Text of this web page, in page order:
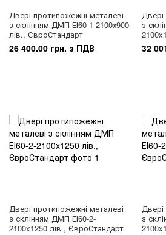
Двері протипожежні металеві
з склінням ДМП ЕІ60-1-2100х900
лів., ЄвроСтандарт
26 400.00 грн. з ПДВ
з
32
Двері протипожежні металеві
з склінням ДМП ЕІ60-2-
2100x1250 лів., ЄвроСтандарт
з